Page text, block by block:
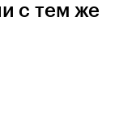
с тем же